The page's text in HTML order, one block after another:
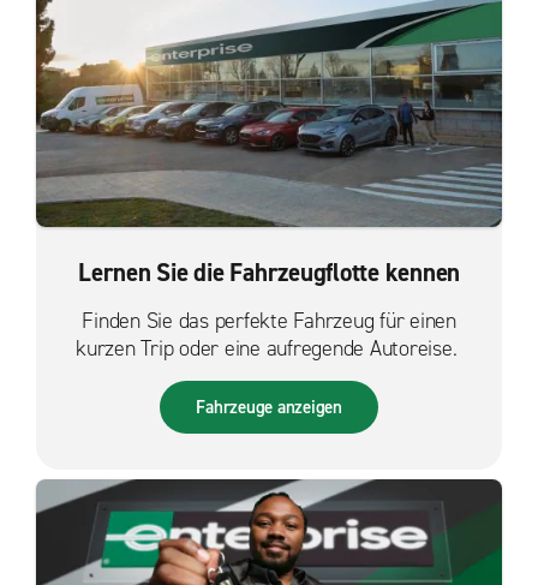
Lernen Sie die Fahrzeugflotte kennen
Finden Sie das perfekte Fahrzeug für einen
kurzen Trip oder eine aufregende Autoreise.
Fahrzeuge anzeigen